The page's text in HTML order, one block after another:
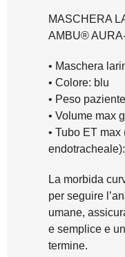
MASCHERA
AMBU®
• Maschera
• Colore: blu
• Peso
• Volume max
• Tubo ET
La morbida
per seguire
umane,
e semplice e
termine.